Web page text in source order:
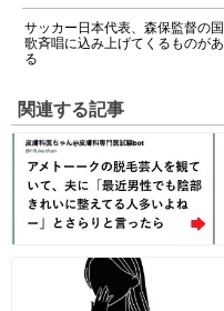
サッカー日本代表、森保監督の国
歌斉唱に込み上げてくるものがあ
る
関連する記事